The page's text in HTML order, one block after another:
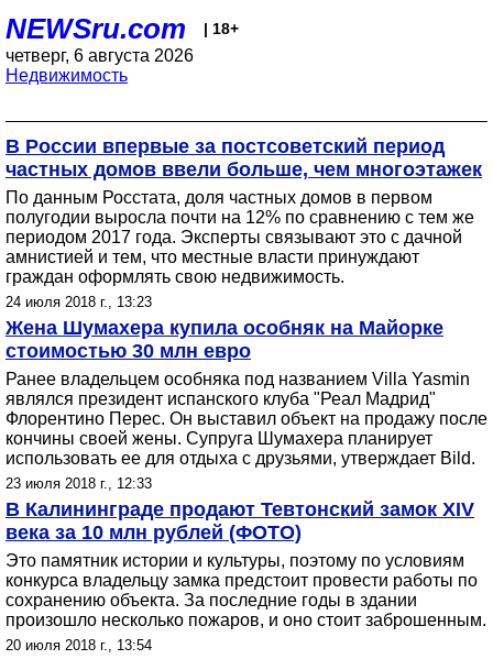
NEWSru.com | 18+
четверг, 6 августа 2026
Недвижимость
В России впервые за постсоветский период
частных домов ввели больше, чем многоэтажек
По данным Росстата, доля частных домов в первом
полугодии выросла почти на 12% по сравнению с тем же
периодом 2017 года. Эксперты связывают это с дачной
амнистией и тем, что местные власти принуждают
граждан оформлять свою недвижимость.
24 июля 2018 г., 13:23
Жена Шумахера купила особняк на Майорке
стоимостью 30 млн евро
Ранее владельцем особняка под названием Villa Yasmin
являлся президент испанского клуба "Реал Мадрид"
Флорентино Перес. Он выставил объект на продажу после
кончины своей жены. Супруга Шумахера планирует
использовать ее для отдыха с друзьями, утверждает Bild.
23 июля 2018 г., 12:33
В Калининграде продают Тевтонский замок XIV
века за 10 млн рублей (ФОТО)
Это памятник истории и культуры, поэтому по условиям
конкурса владельцу замка предстоит провести работы по
сохранению объекта. За последние годы в здании
произошло несколько пожаров, и оно стоит заброшенным.
20 июля 2018 г., 13:54